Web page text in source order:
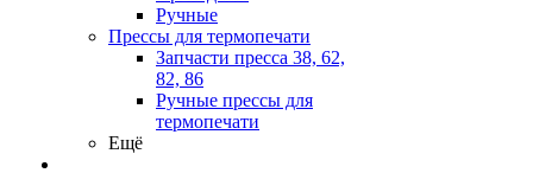
Ручные
Прессы для термопечати
Запчасти пресса 38, 62,
82, 86
Ручные прессы для
термопечати
Ещё